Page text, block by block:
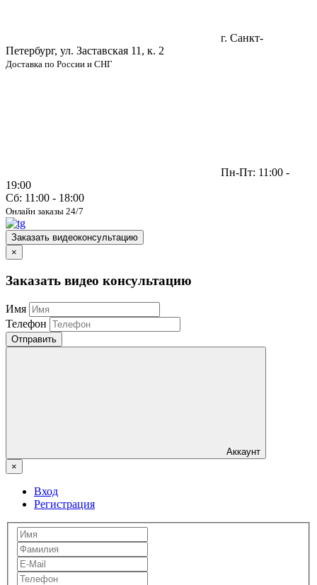
г. Санкт-
Петербург, ул. Заставская 11, к. 2
Доставка по России и СНГ
Пн-Пт: 11:00 -
19:00
Сб: 11:00 - 18:00
Онлайн заказы 24/7
Заказать видеоконсультацию
×
Заказать видео консультацию
Имя
Телефон
Отправить
Аккаунт
×
Вход
Регистрация